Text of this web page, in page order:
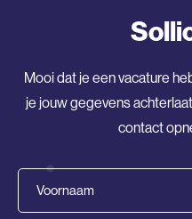
Mooi dat je een vacature
je jouw gegevens
contact